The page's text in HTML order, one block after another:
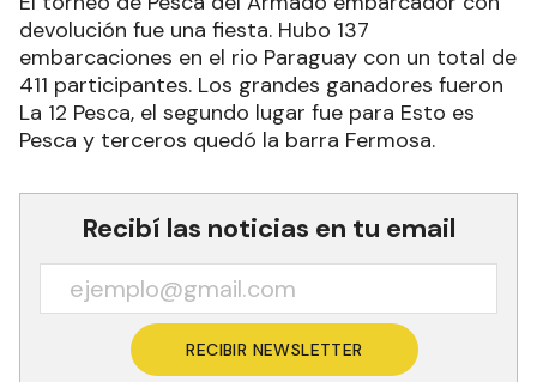
devolución fue una fiesta. Hubo 137
embarcaciones en el rio Paraguay con un total de
411 participantes. Los grandes ganadores fueron
La 12 Pesca, el segundo lugar fue para Esto es
Pesca y terceros quedó la barra Fermosa.
Recibí las noticias en tu email
RECIBIR NEWSLETTER